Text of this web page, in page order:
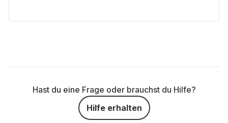
Hast du eine Frage oder brauchst du Hilfe?
Hilfe erhalten